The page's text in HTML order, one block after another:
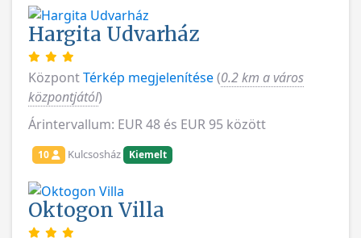
Hargita Udvarház
KözpontTérkép megjelenítése(0.2 km a város
központjától)
Árintervallum: EUR 48 és EUR 95 között
10 Kulcsosház Kiemelt
Oktogon Villa